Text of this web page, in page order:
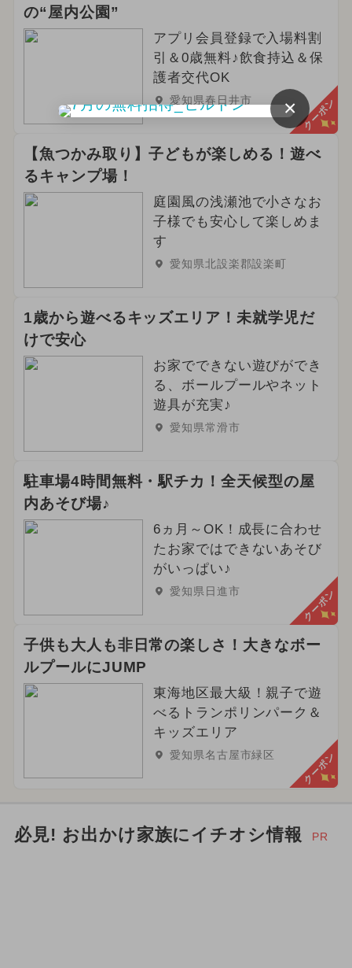
の“屋内公園”
アプリ会員登録で入場料割
引＆0歳無料♪飲食持込＆保
護者交代OK
愛知県春日井市 クーポン
【魚つかみ取り】子どもが楽しめる！遊べ
るキャンプ場！
庭園風の浅瀬池で小さなお
子様でも安心して楽しめま
す
愛知県北設楽郡設楽町
1歳から遊べるキッズエリア！未就学児だ
けで安心
お家でできない遊びができ
る、ボールプールやネット
遊具が充実♪
愛知県常滑市
駐車場4時間無料・駅チカ！全天候型の屋
内あそび場♪
6ヵ月～OK！成長に合わせ
たお家ではできないあそび
がいっぱい♪
愛知県日進市 クーポン
子供も大人も非日常の楽しさ！大きなボー
ルプールにJUMP
東海地区最大級！親子で遊
べるトランポリンパーク＆
キッズエリア
愛知県名古屋市緑区 クーポン
必見! お出かけ家族にイチオシ情報 PR
×